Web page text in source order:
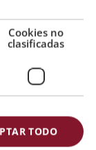
Cookies no
clasificadas
TODO